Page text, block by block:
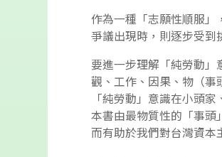
作為一種「志願性順服」
爭議出現時，則逐步受到
要進一步理解「純勞動
觀、工作、因果、物（事
「純勞動」意識在小頭
本書由最物質性的「事頭
而有助於我們對台灣資本